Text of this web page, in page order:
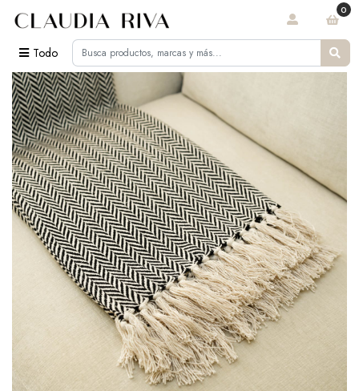
Todo
0